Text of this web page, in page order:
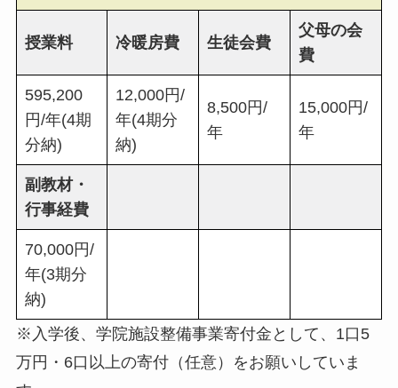
授業料 冷暖房費 生徒会費
父母の会
費
595,200
円/年(4期
分納)
12,000円/
年(4期分
納)
8,500円/
年
15,000円/
年
副教材・
行事経費
70,000円/
年(3期分
納)
※入学後、学院施設整備事業寄付金として、1口5
万円・6口以上の寄付（任意）をお願いしていま